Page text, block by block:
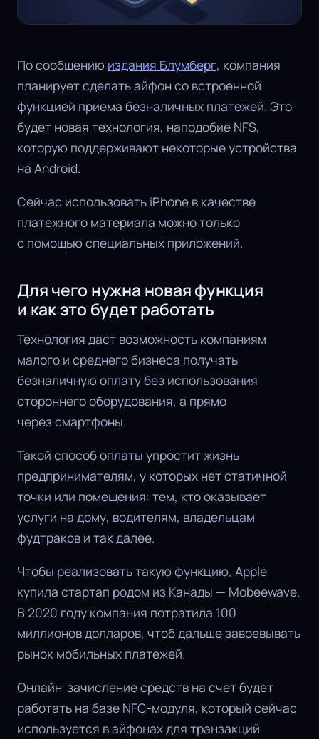
По сообщению издания Блумберг, компания
планирует сделать айфон со встроенной
функцией приема безналичных платежей. Это
будет новая технология, наподобие NFS,
которую поддерживают некоторые устройства
на Android.
Сейчас использовать iPhone в качестве
платежного материала можно только
с помощью специальных приложений.
Для чего нужна новая функция
и как это будет работать
Технология даст возможность компаниям
малого и среднего бизнеса получать
безналичную оплату без использования
стороннего оборудования, а прямо
через смартфоны.
Такой способ оплаты упростит жизнь
предпринимателям, у которых нет статичной
точки или помещения: тем, кто оказывает
услуги на дому, водителям, владельцам
фудтраков и так далее.
Чтобы реализовать такую функцию, Apple
купила стартап родом из Канады — Mobeewave.
В 2020 году компания потратила 100
миллионов долларов, чтоб дальше завоевывать
рынок мобильных платежей.
Онлайн-зачисление средств на счет будет
работать на базе NFC-модуля, который сейчас
используется в айфонах для транзакций